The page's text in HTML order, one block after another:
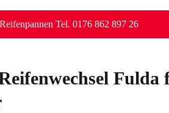
Tel. 0176 862 897 26
Fulda